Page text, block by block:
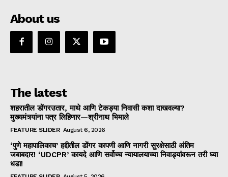
About us
The latest
शहरातील डोंगरउतार, माथे आणि टेकड्या निवासी कशा दाखवल्या?
मुख्यमंत्र्यांना पत्र लिहिणार—श्रीनाथ भिमाले
FEATURE SLIDER August 6, 2026
‘पुणे महापालिकाच’ हद्दीतील डोंगर कापणी आणि नागरी सुरक्षेसाठी अंतिम
जबाबदार! ‘UDCPR’ कायदे आणि सर्वोच्च न्यायालयाच्या निवाड्यांवरून तरी घ्या
धडा!